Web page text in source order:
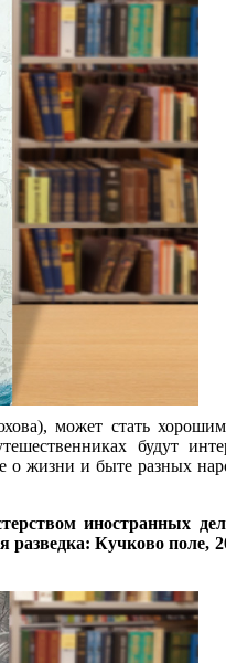
может стать
будут
о жизни и быте разных
иностранных
Кучково поле,